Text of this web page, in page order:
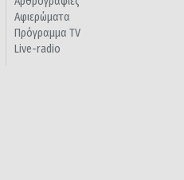
Αφιερώματα
Πρόγραμμα TV
Live-radio